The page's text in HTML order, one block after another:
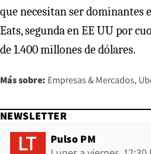
que necesitan ser dominantes
Eats, segunda en EE UU por
de 1.400 millones de dólares.
Más sobre: Empresas & Mercados
NEWSLETTER
Pulso PM